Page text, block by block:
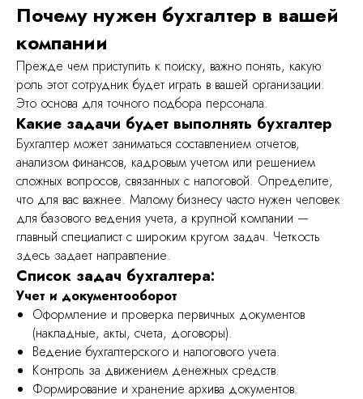
Почему нужен бухгалтер в вашей
компании
Прежде чем приступить к поиску, важно понять, какую
роль этот сотрудник будет играть в вашей организации.
Это основа для точного подбора персонала.
Какие задачи будет выполнять бухгалтер
Бухгалтер может заниматься составлением отчетов,
анализом финансов, кадровым учетом или решением
сложных вопросов, связанных с налоговой. Определите,
что для вас важнее. Малому бизнесу часто нужен человек
для базового ведения учета, а крупной компании —
главный специалист с широким кругом задач. Четкость
здесь задает направление.
Список задач бухгалтера:
Учет и документооборот
Оформление и проверка первичных документов
(накладные, акты, счета, договоры).
Ведение бухгалтерского и налогового учета.
Контроль за движением денежных средств.
Формирование и хранение архива документов.